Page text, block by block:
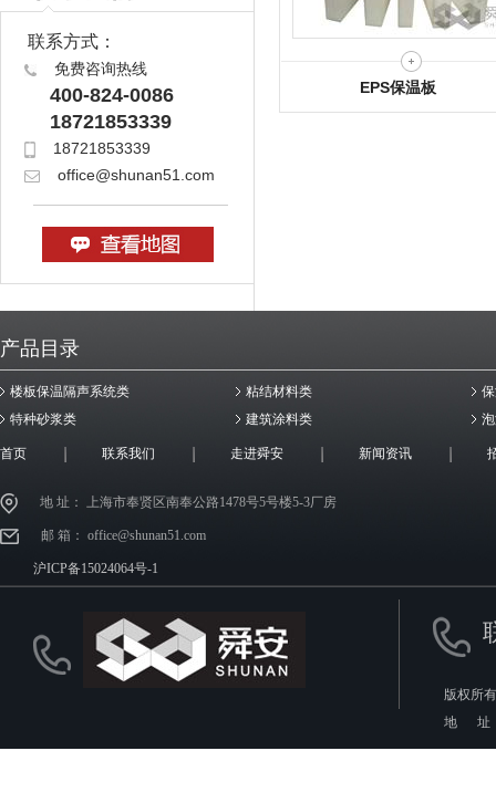
联系方式：
免费咨询热线
400-824-0086
18721853339
18721853339
office@shunan51.com
EPS保温板
产品目录
楼板保温隔声系统类 粘结材料类
特种砂浆类
建筑涂料类
首页 联系我们 走进舜安 新闻资讯
地 址： 上海市奉贤区南奉公路1478号5号楼5-3厂房
邮 箱： office@shunan51.com
沪ICP备15024064号-1
版权所
地 址